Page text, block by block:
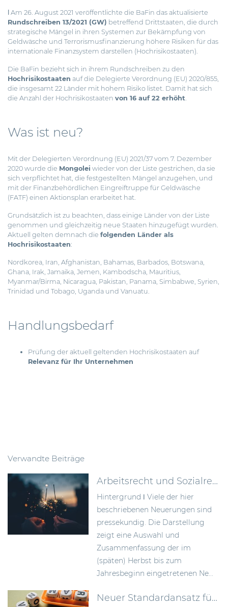
ǀ Am 26. August 2021 veröffentlichte die BaFin das aktualisierte
Rundschreiben 13/2021 (GW) betreffend Drittstaaten, die durch
strategische Mängel in ihren Systemen zur Bekämpfung von
Geldwäsche und Terrorismusfinanzierung höhere Risiken für das
internationale Finanzsystem darstellen (Hochrisikostaaten).
Die BaFin bezieht sich in ihrem Rundschreiben zu den
Hochrisikostaaten auf die Delegierte Verordnung (EU) 2020/855,
die insgesamt 22 Länder mit hohem Risiko listet. Damit hat sich
die Anzahl der Hochrisikostaaten von 16 auf 22 erhöht.
Was ist neu?
Mit der Delegierten Verordnung (EU) 2021/37 vom 7. Dezember
2020 wurde die Mongolei wieder von der Liste gestrichen, da sie
sich verpflichtet hat, die festgestellten Mängel anzugehen, und
mit der Finanzbehördlichen Eingreiftruppe für Geldwäsche
(FATF) einen Aktionsplan erarbeitet hat.
Grundsätzlich ist zu beachten, dass einige Länder von der Liste
genommen und gleichzeitig neue Staaten hinzugefügt wurden.
Aktuell gelten demnach die folgenden Länder als
Hochrisikostaaten:
Nordkorea, Iran, Afghanistan, Bahamas, Barbados, Botswana,
Ghana, Irak, Jamaika, Jemen, Kambodscha, Mauritius,
Myanmar/Birma, Nicaragua, Pakistan, Panama, Simbabwe, Syrien,
Trinidad und Tobago, Uganda und Vanuatu.
Handlungsbedarf
Prüfung der aktuell geltenden Hochrisikostaaten auf
Relevanz für Ihr Unternehmen
Verwandte Beiträge
Arbeitsrecht und Sozialrecht – mit Neuerungen ins Jahr 2023
Hintergrund ǀ Viele der hier
beschriebenen Neuerungen sind
pressekundig. Die Darstellung
zeigt eine Auswahl und
Zusammenfassung der im
(späten) Herbst bis zum
Jahresbeginn eingetretenen Ne...
Neuer Standardansatz für operationelle Risiken gem. CRR III